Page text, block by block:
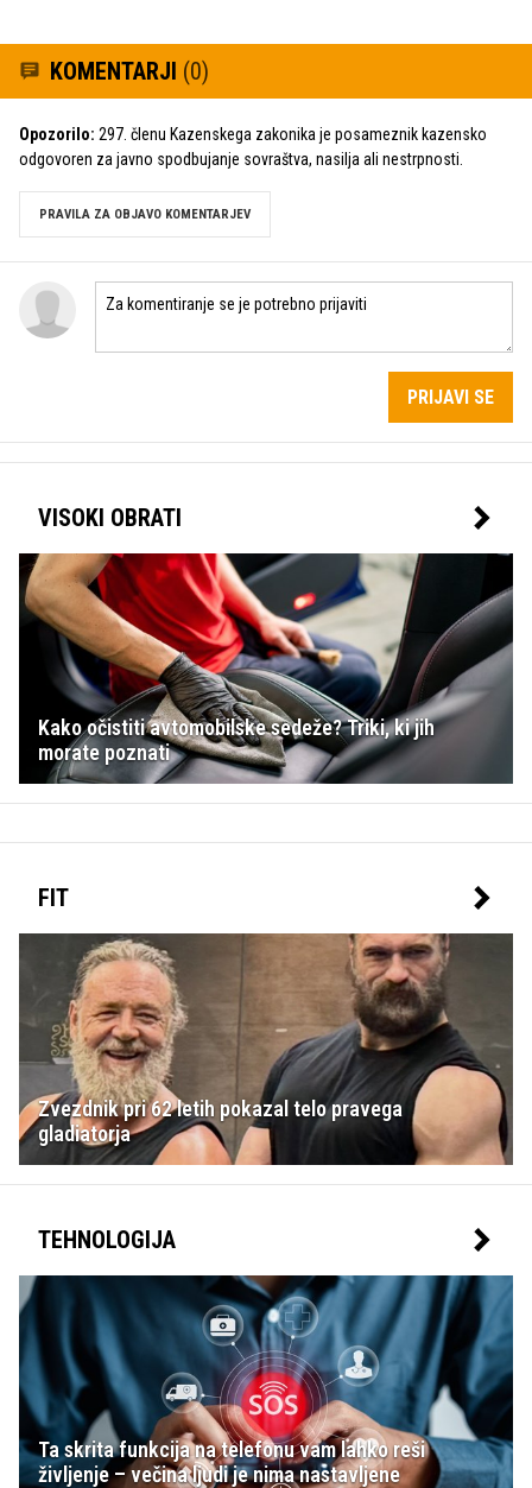
KOMENTARJI (0)
Opozorilo: 297. členu Kazenskega zakonika je posameznik kazensko
odgovoren za javno spodbujanje sovraštva, nasilja ali nestrpnosti.
PRAVILA ZA OBJAVO KOMENTARJEV
PRIJAVI SE
VISOKI OBRATI
Kako očistiti avtomobilske sedeže? Triki, ki jih
morate poznati
FIT
Zvezdnik pri 62 letih pokazal telo pravega
gladiatorja
TEHNOLOGIJA
Ta skrita funkcija na telefonu vam lahko reši
življenje – večina ljudi je nima nastavljene